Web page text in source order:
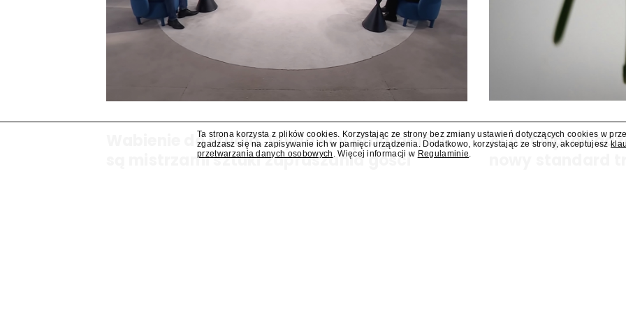
Wabienie do studia. Wydawcy programów
są mistrzami sztuki zapraszania gości
AI Act
Ta strona korzysta z plików cookies. Korzystając ze strony bez zmiany ustawień dotyczących cookies w
zgadzasz się na zapisywanie ich w pamięci urządzenia. Dodatkowo, korzystając ze strony, akceptujesz
przetwarzania danych osobowych . Więcej informacji w Regulaminie.